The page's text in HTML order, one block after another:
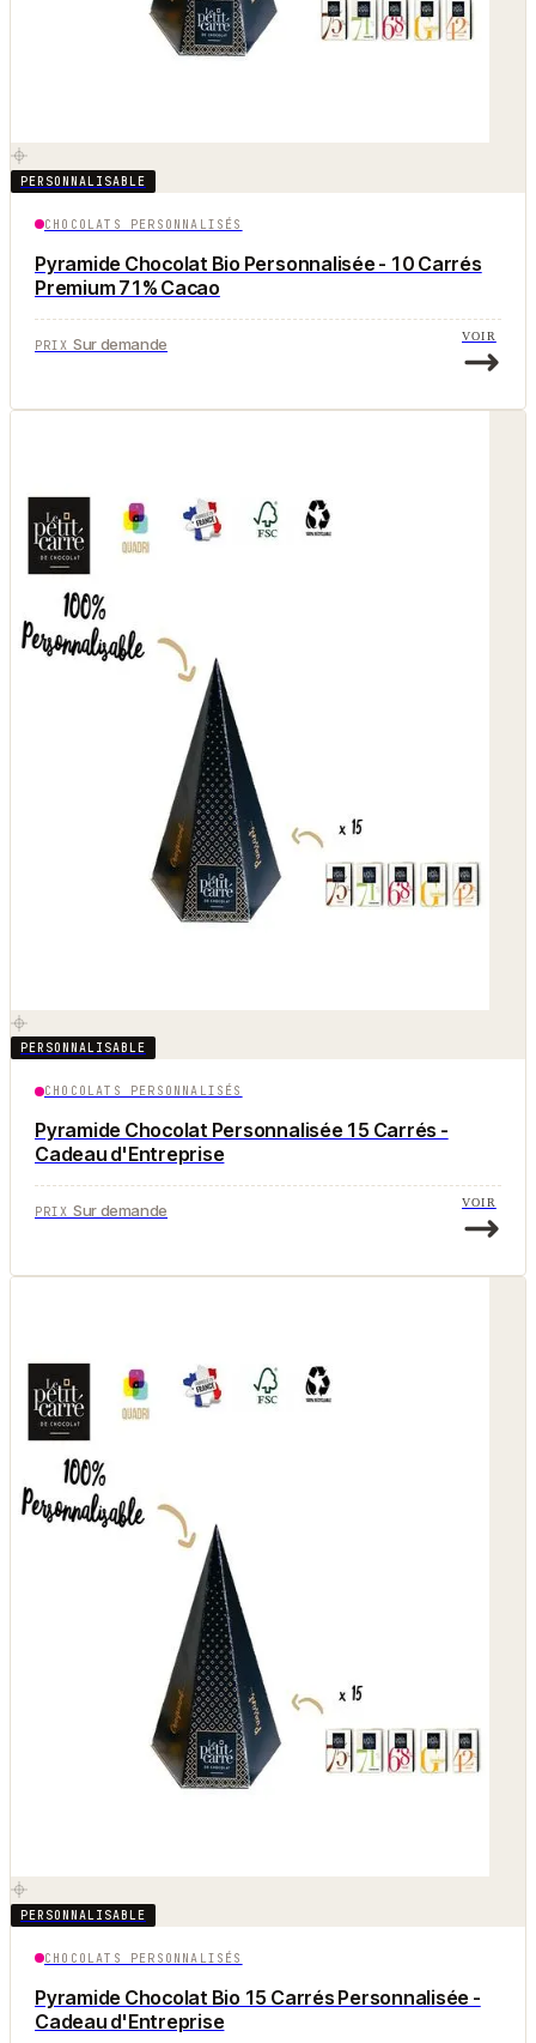
PERSONNALISABLE
CHOCOLATS PERSONNALISÉS
Pyramide Chocolat Bio Personnalisée - 10 Carrés
Premium 71% Cacao
PRIX Sur demande VOIR
PERSONNALISABLE
CHOCOLATS PERSONNALISÉS
Pyramide Chocolat Personnalisée 15 Carrés -
Cadeau d'Entreprise
PRIX Sur demande VOIR
PERSONNALISABLE
CHOCOLATS PERSONNALISÉS
Pyramide Chocolat Bio 15 Carrés Personnalisée -
Cadeau d'Entreprise